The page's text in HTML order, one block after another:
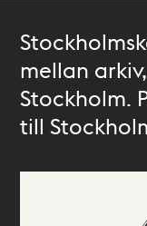
mellan
Stockholm.
till